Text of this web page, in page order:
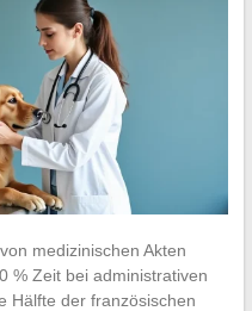
medizinischen Akten
% Zeit bei administrativen
Hälfte der französischen